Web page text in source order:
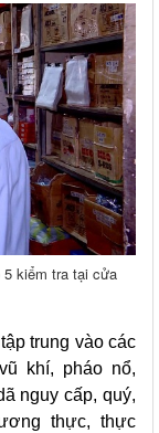
kiểm tra tại cửa
trung vào các
khí, pháo nổ,
nguy cấp, quý,
thực, thực